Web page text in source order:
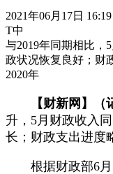
2021年06月17日 16:19
T中
与2019年同期相比，
政状况恢复良好；财
2020年
【财新网】（
升，5月财政收入
长；财政支出进度
根据财政部6月